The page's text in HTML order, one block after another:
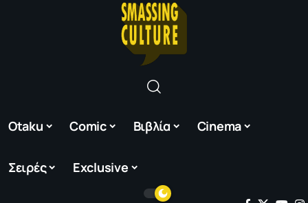
Otaku Comic Βιβλία Cinema
Σειρές Exclusive